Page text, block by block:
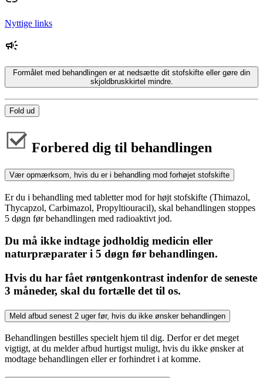
Nyttige links
Formålet med behandlingen er at nedsætte dit stofskifte eller gøre din
skjoldbruskkirtel mindre.
Fold ud
Forbered dig til behandlingen
Vær opmærksom, hvis du er i behandling mod forhøjet stofskifte
Er du i behandling med tabletter mod for højt stofskifte (Thimazol,
Thycapzol, Carbimazol, Propyltiouracil), skal behandlingen stoppes
5 døgn før behandlingen med radioaktivt jod.
Du må ikke indtage jodholdig medicin eller
naturpræparater i 5 døgn før behandlingen.
Hvis du har fået røntgenkontrast indenfor de seneste
3 måneder, skal du fortælle det til os.
Meld afbud senest 2 uger før, hvis du ikke ønsker behandlingen
Behandlingen bestilles specielt hjem til dig. Derfor er det meget
vigtigt, at du melder afbud hurtigst muligt, hvis du ikke ønsker at
modtage behandlingen eller er forhindret i at komme.